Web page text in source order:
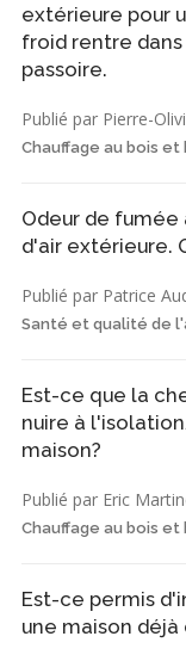
extérieure pour
froid rentre
passoire.
Publié par Pierre-
Chauffage au bois et
Odeur de fumée
d'air extérieure.
Publié par Patrice
Santé et qualité de
Est-ce que la
nuire à
maison?
Publié par Eric
Chauffage au bois et
Est-ce permis
une maison